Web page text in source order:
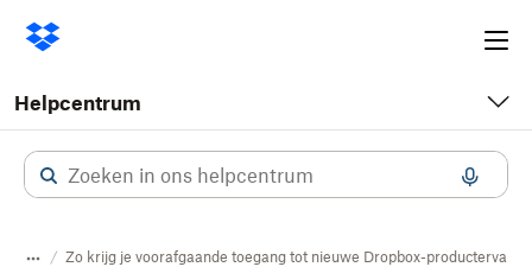
Helpcentrum
Zo krijg je voorafgaande toegang tot nieuwe Dropbox-